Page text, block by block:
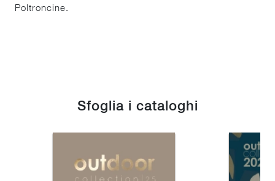
Poltroncine.
Sfoglia i cataloghi